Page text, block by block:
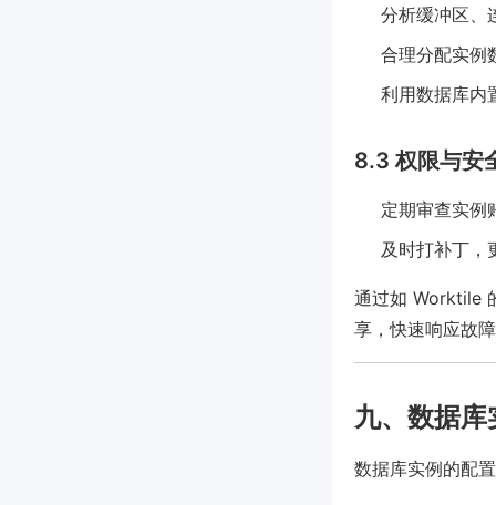
分析缓冲区、
合理分配实例
利用数据库
8.3 权限与安
定期审查实例
及时打补丁，
通过如 Worktile
享，快速响应故
九、数据
数据库实例的配